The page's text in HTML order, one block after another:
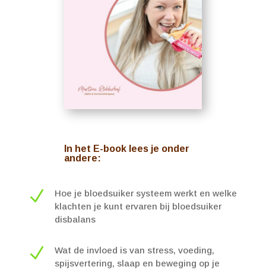
In het E-book lees je onder
andere:
N
Hoe je bloedsuiker systeem werkt en welke
klachten je kunt ervaren bij bloedsuiker
disbalans
N
Wat de invloed is van stress, voeding,
spijsvertering, slaap en beweging op je